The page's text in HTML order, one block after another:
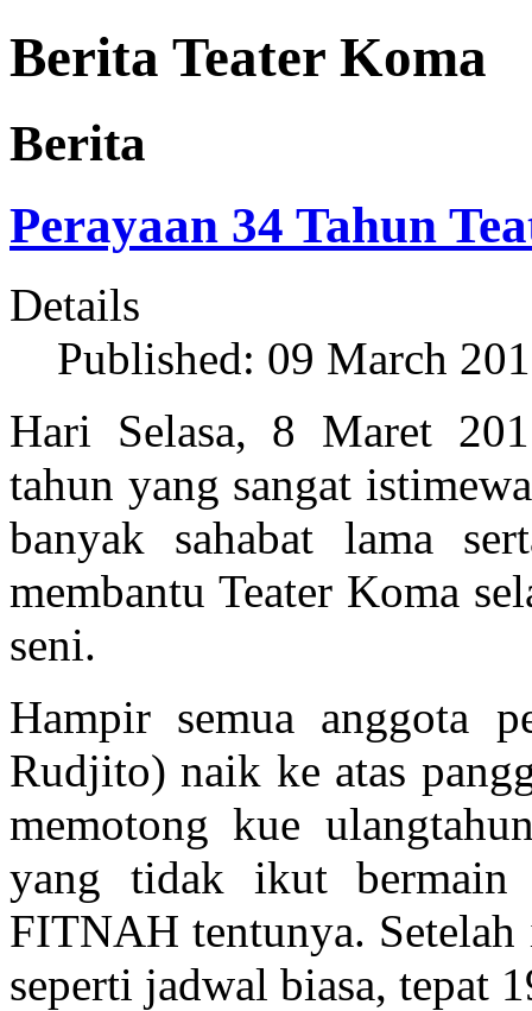
Berita Teater Koma
Berita
Perayaan 34 Tahun
Details
Published: 09 March
Hari Selasa, 8 Maret
tahun yang sangat
banyak sahabat lama
membantu Teater Koma
seni.
Hampir semua anggota
Rudjito) naik ke atas
memotong kue
yang tidak ikut
FITNAH tentunya.
seperti jadwal biasa, tepat